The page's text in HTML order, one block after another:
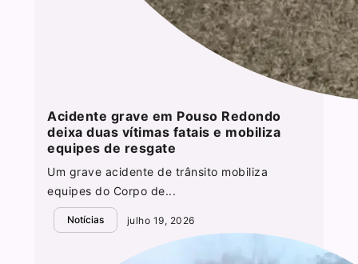
Acidente grave em Pouso Redondo
deixa duas vítimas fatais e mobiliza
equipes de resgate
Um grave acidente de trânsito mobiliza
equipes do Corpo de...
Notícias julho 19, 2026